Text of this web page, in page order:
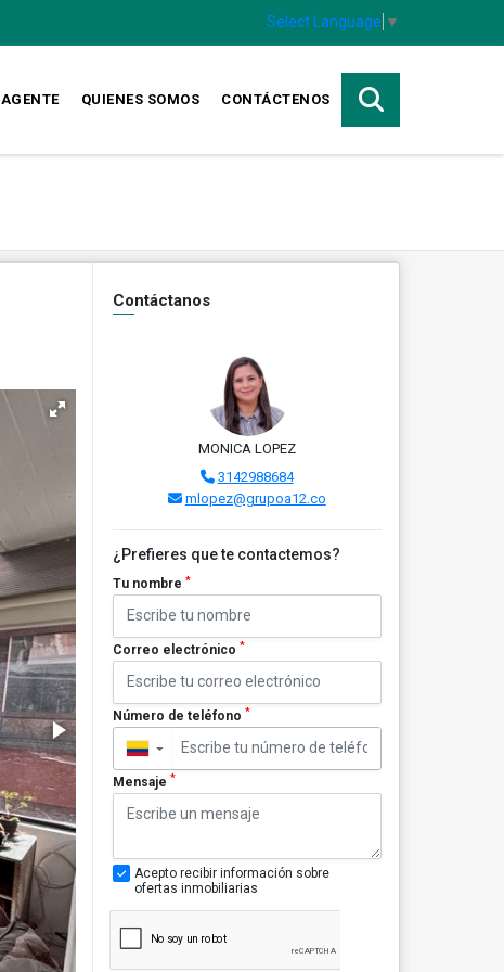
Select Language ▼
AGENTE QUIENES SOMOS CONTÁCTENOS
Contáctanos
MONICA LOPEZ
3142988684
mlopez@grupoa12.co
¿Prefieres que te contactemos?
Tu nombre *
Correo electrónico *
Número de teléfono *
▼
Mensaje *
Acepto recibir información sobre
ofertas inmobiliarias